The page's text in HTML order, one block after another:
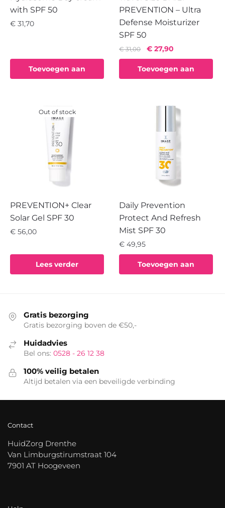
with SPF 50
€ 31,70
Toevoegen aan
PREVENTION – Ultra
Defense Moisturizer
SPF 50
€31,00
Oorspronkelijke
prijs
was:
€ 31,00.
€ 27,90
prijs
is:
€ 27,90.
Toevoegen aan
Out of stock
PREVENTION+ Clear
Solar Gel SPF 30
€ 56,00
Lees verder
Daily Prevention
Protect And Refresh
Mist SPF 30
€ 49,95
Toevoegen aan
Gratis bezorging
Gratis bezorging boven de €50,-
Huidadvies
Bel ons: 0528 - 26 12 38
100% veilig betalen
Altijd betalen via een beveiligde verbinding
Contact
HuidZorg Drenthe
Van Limburgstirumstraat 104
7901 AT Hoogeveen